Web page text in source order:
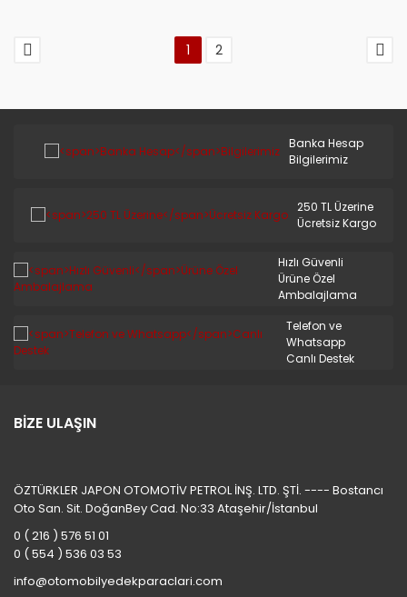
1 2
Banka Hesap
Bilgilerimiz
250 TL Üzerine
Ücretsiz Kargo
Hızlı Güvenli
Ürüne Özel
Ambalajlama
Telefon ve
Whatsapp
Canlı Destek
BİZE ULAŞIN
ÖZTÜRKLER JAPON OTOMOTİV PETROL İNŞ. LTD. ŞTİ. ---- Bostancı
Oto San. Sit. DoğanBey Cad. No:33 Ataşehir/İstanbul
0 ( 216 ) 576 51 01
0 ( 554 ) 536 03 53
info@otomobilyedekparaclari.com